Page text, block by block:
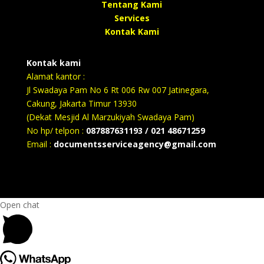
Tentang Kami
Services
Kontak Kami
Kontak kami
Alamat kantor :
Jl Swadaya Pam No 6 Rt 006 Rw 007 Jatinegara,
Cakung, Jakarta Timur 13930
(Dekat Mesjid Al Marzukiyah Swadaya Pam)
No hp/ telpon : 087887631193 / 021 48671259
Email : documentsserviceagency@gmail.com
Open chat